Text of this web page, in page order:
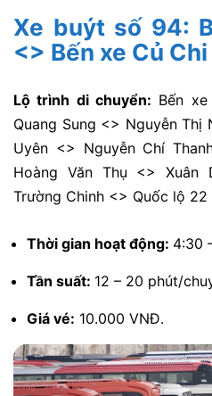
Xe buýt số 94:
<> Bến xe Củ Chi
Lộ trình di chuyển: Bến
Quang Sung <> Nguyễn
Uyên <> Nguyễn Chí
Hoàng Văn Thụ <> Xuân
Trường Chinh <> Quốc lộ 22
Thời gian hoạt động: 4:30
Tần suất: 12 – 20 phút/
Giá vé: 10.000 VNĐ.